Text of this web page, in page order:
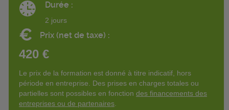
Durée :
2 jours
€ Prix (net de taxe) :
420 €
Le prix de la formation est donné à titre indicatif, hors
période en entreprise. Des prises en charges totales ou
partielles sont possibles en fonction des financements des
entreprises ou de partenaires